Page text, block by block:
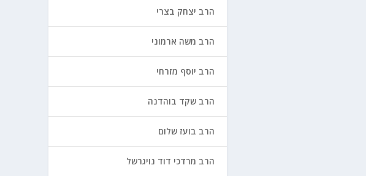
הרב יצחק בצרי
הרב משה ארמוני
הרב יוסף מזרחי
הרב שקד בוהדנה
הרב בועז שלום
הרב מרדכי דוד נויגרשל